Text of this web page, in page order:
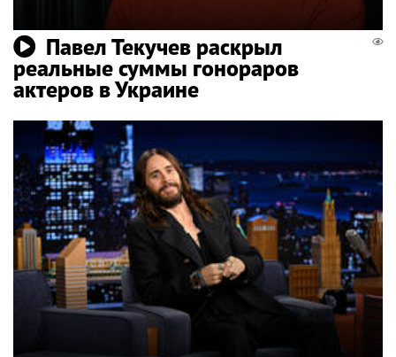
Павел Текучев раскрыл
реальные суммы гонораров
актеров в Украине